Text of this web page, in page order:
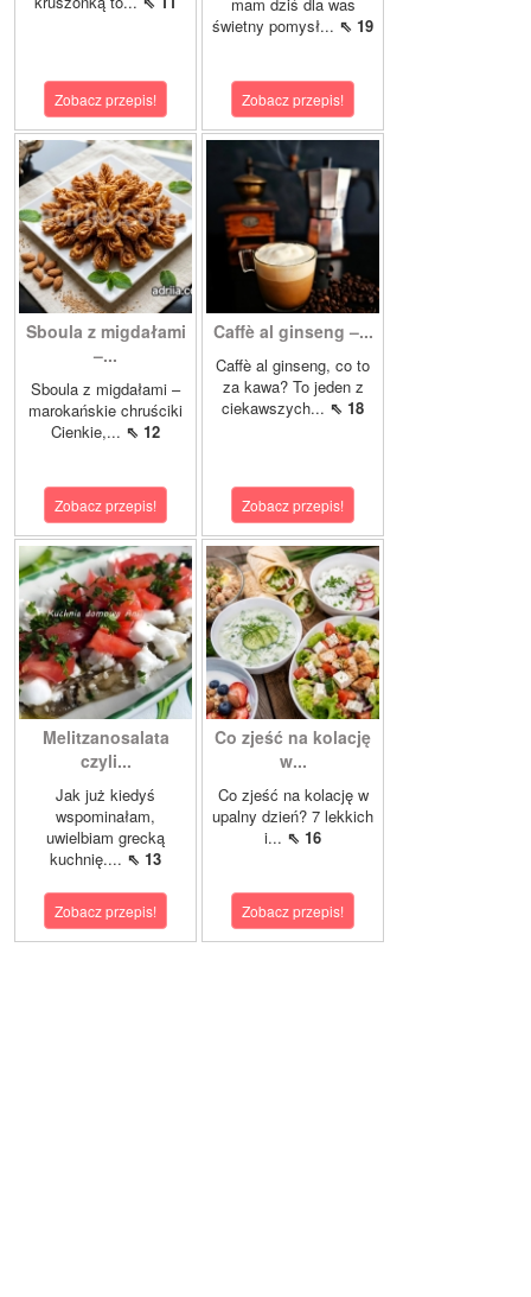
Zobacz przepis!
mam dziś dla was
świetny pomysł... ⇖ 19
Zobacz przepis!
Sboula z migdałami
–...
Sboula z migdałami –
marokańskie chruściki
Cienkie,... ⇖ 12
Zobacz przepis!
Caffè al ginseng –...
Caffè al ginseng, co to
za kawa? To jeden z
ciekawszych... ⇖ 18
Zobacz przepis!
Melitzanosalata
czyli...
Jak już kiedyś
wspominałam,
uwielbiam grecką
kuchnię.... ⇖ 13
Zobacz przepis!
Co zjeść na kolację
w...
Co zjeść na kolację w
upalny dzień? 7 lekkich
i... ⇖ 16
Zobacz przepis!